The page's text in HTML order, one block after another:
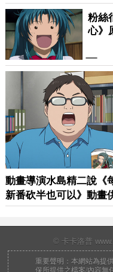
© 卡卡洛普
重要聲明：本網站為提
保所提供之檔案/內容無